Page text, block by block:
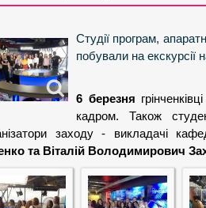
Студії програм,
побували на екскурсії
6 березня
кадром. Також
заходу - викладачі
та Віталій Володимирович